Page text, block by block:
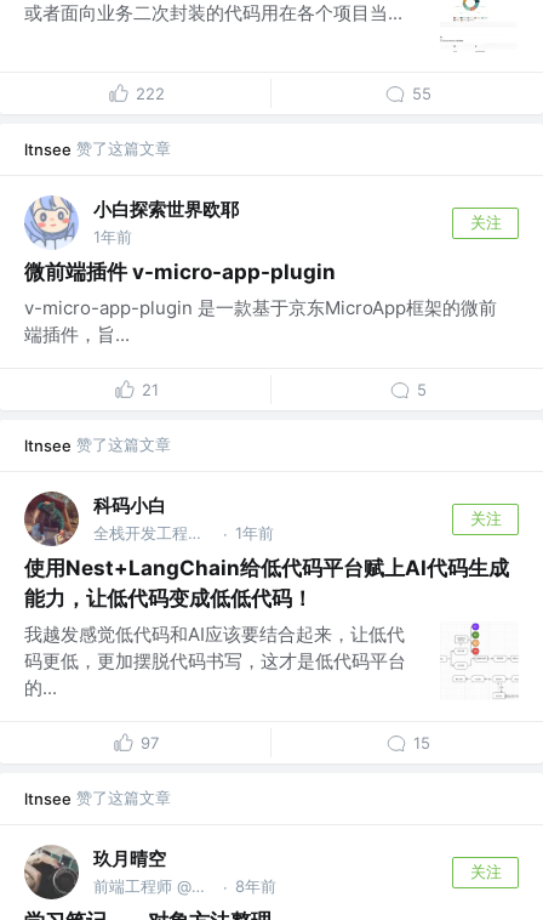
或者面向业务二次封装的代码用在各个项目当...
222 55
ltnsee 赞了这篇文章
小白探索世界欧耶
1年前
关注
微前端插件 v-micro-app-plugin
v-micro-app-plugin 是一款基于京东MicroApp框架的微前
端插件，旨...
21 5
ltnsee 赞了这篇文章
科码小白
全栈开发工程师 @腾讯 · 1年前
关注
使用Nest+LangChain给低代码平台赋上AI代码生成
能力，让低代码变成低低代码！
我越发感觉低代码和AI应该要结合起来，让低代
码更低，更加摆脱代码书写，这才是低代码平台
的...
97 15
ltnsee 赞了这篇文章
玖月晴空
前端工程师 @外研社 · 8年前
关注